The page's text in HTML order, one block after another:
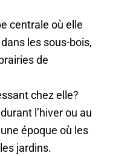
centrale où elle
les sous-bois,
de
chez elle?
l’hiver ou au
époque où les
jardins.